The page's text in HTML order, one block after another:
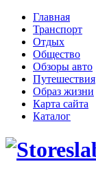
Главная
Транспорт
Отдых
Общество
Обзоры авто
Путешествия
Образ жизни
Карта сайта
Каталог